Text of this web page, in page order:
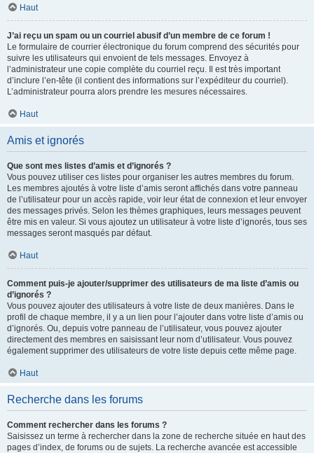
Haut
J’ai reçu un spam ou un courriel abusif d’un membre de ce forum !
Le formulaire de courrier électronique du forum comprend des sécurités pour
suivre les utilisateurs qui envoient de tels messages. Envoyez à
l’administrateur une copie complète du courriel reçu. Il est très important
d’inclure l’en-tête (il contient des informations sur l’expéditeur du courriel).
L’administrateur pourra alors prendre les mesures nécessaires.
Haut
Amis et ignorés
Que sont mes listes d’amis et d’ignorés ?
Vous pouvez utiliser ces listes pour organiser les autres membres du forum.
Les membres ajoutés à votre liste d’amis seront affichés dans votre panneau
de l’utilisateur pour un accès rapide, voir leur état de connexion et leur envoyer
des messages privés. Selon les thèmes graphiques, leurs messages peuvent
être mis en valeur. Si vous ajoutez un utilisateur à votre liste d’ignorés, tous ses
messages seront masqués par défaut.
Haut
Comment puis-je ajouter/supprimer des utilisateurs de ma liste d’amis ou
d’ignorés ?
Vous pouvez ajouter des utilisateurs à votre liste de deux manières. Dans le
profil de chaque membre, il y a un lien pour l’ajouter dans votre liste d’amis ou
d’ignorés. Ou, depuis votre panneau de l’utilisateur, vous pouvez ajouter
directement des membres en saisissant leur nom d’utilisateur. Vous pouvez
également supprimer des utilisateurs de votre liste depuis cette même page.
Haut
Recherche dans les forums
Comment rechercher dans les forums ?
Saisissez un terme à rechercher dans la zone de recherche située en haut des
pages d’index, de forums ou de sujets. La recherche avancée est accessible